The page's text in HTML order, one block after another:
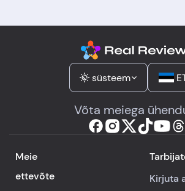
süsteem
Võta meiega
Meie
ettevõte
Kirjuta